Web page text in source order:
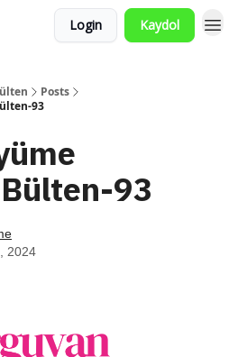
Login Kaydol
Posts
93
93
2024